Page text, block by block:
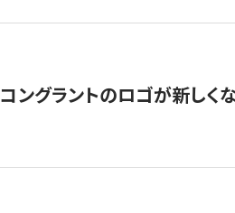
コングラントのロゴが新しく